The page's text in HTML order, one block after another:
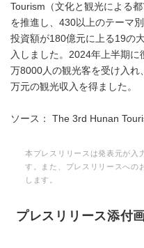
Tourism（文化と観光による
を推進し、430以上のテーマ
投資額が180億元に上る19の
入しました。2024年上半期
万8000人の観光客を受け入
万元の観光収入を得ました。
ソース： The 3rd Hunan
本プレスリリースは発表元が入
す。また、プレスリリースへの
します。
プレスリリース添付